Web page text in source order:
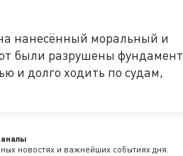
нанесённый моральный и
были разрушены фундамент
и долго ходить по судам,
новостях и важнейших событиях дня.